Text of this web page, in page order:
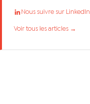
Nous suivre sur LinkedIn
Voir tous les articles →